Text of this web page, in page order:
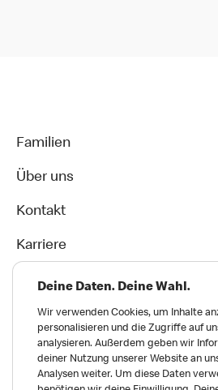
Familien
Über uns
Kontakt
Karriere
Deine Daten. Deine Wahl.
Wir verwenden Cookies, um Inhalte
personalisieren und die Zugriffe auf
analysieren. Außerdem geben wir
deiner Nutzung unserer Website an
Analysen weiter. Um diese Daten